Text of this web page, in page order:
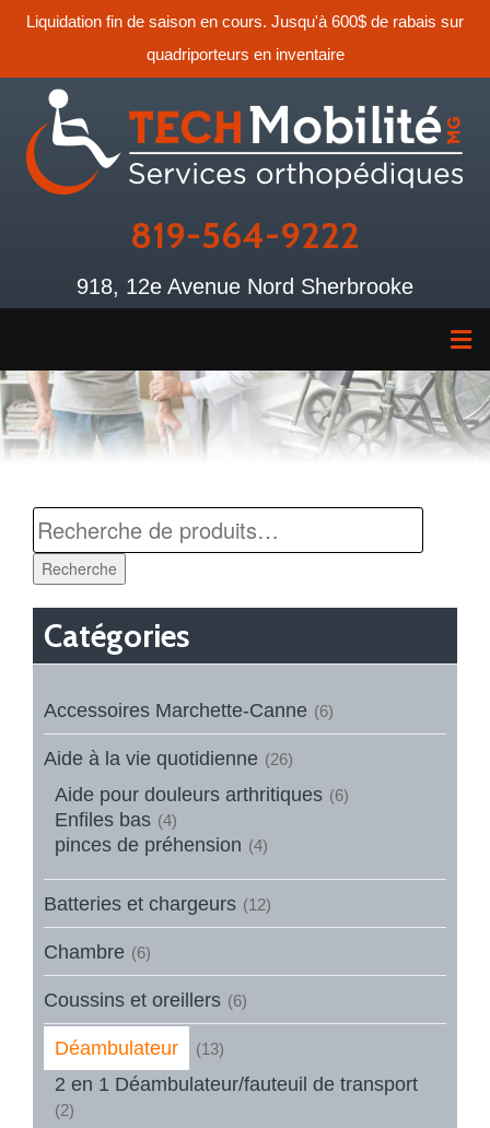
Liquidation fin de saison en cours. Jusqu'à 600$ de rabais sur
quadriporteurs en inventaire
819-564-9222
918, 12e Avenue Nord Sherbrooke
Recherche
Catégories
Accessoires Marchette-Canne (6)
Aide à la vie quotidienne (26)
Aide pour douleurs arthritiques (6)
Enfiles bas (4)
pinces de préhension (4)
Batteries et chargeurs (12)
Chambre (6)
Coussins et oreillers (6)
Déambulateur (13)
2 en 1 Déambulateur/fauteuil de transport
(2)